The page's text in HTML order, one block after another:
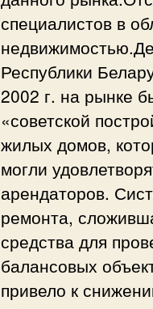
специалистов в
Республики
2002 г. на рынке
«советской
жилых домов,
могли
арендаторов.
ремонта,
средства для
балансовых
привело к